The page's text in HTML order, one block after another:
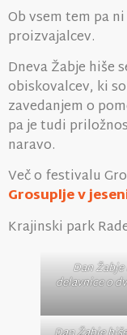
Ob vsem tem pa
proizvajalcev.
Dneva Žabje hiše
obiskovalcev, ki
zavedanjem o
pa je tudi
naravo.
Več o festivalu
Grosuplje v
Krajinski park
Dan Žabje
delavnice o